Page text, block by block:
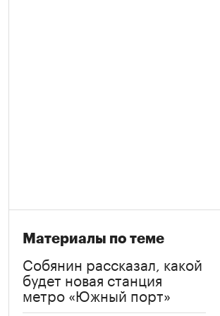
Материалы по теме
Собянин рассказал, какой
будет новая станция
метро «Южный порт»